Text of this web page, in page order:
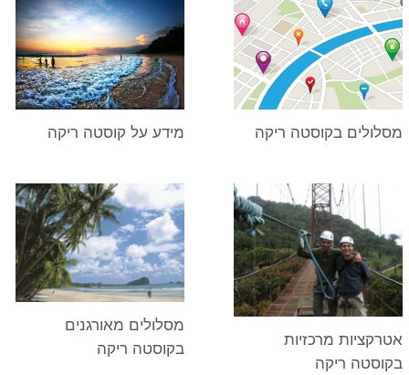
מסלולים בקוסטה ריקה מידע על קוסטה ריקה
אטרקציות מרכזיות
בקוסטה ריקה
מסלולים מאורגנים
בקוסטה ריקה